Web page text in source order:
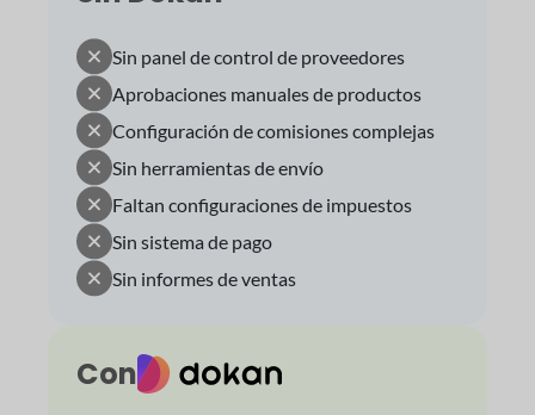
Sin panel de control de proveedores
Aprobaciones manuales de productos
Configuración de comisiones complejas
Sin herramientas de envío
Faltan configuraciones de impuestos
Sin sistema de pago
Sin informes de ventas
Con